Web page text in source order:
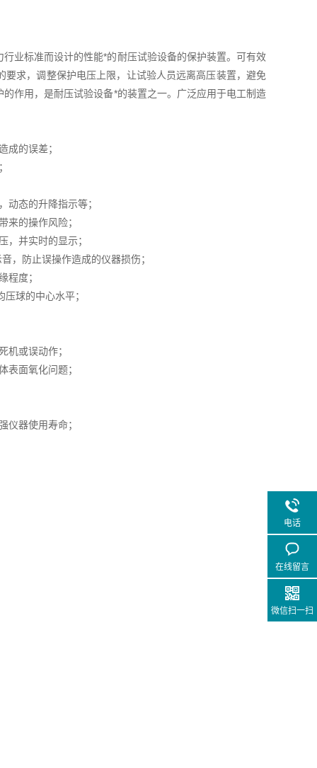
业标准而设计的性能*的耐压试验设备的保护装置。可有效
求，调整保护电压上限，让试验人员远离高压装置，避免
作用，是耐压试验设备*的装置之一。广泛应用于电工制造
成的误差；
动态的升降指示等；
来的操作风险；
，并实时的显示；
，防止误操作造成的仪器损伤；
程度；
球的中心水平；
机或误动作；
表面氧化问题；
仪器使用寿命；
电话
在线留言
微信扫一扫